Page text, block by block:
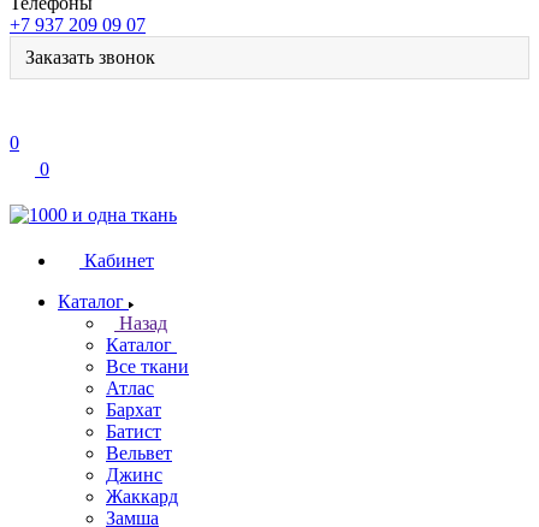
+7 937 209 09 07
Заказать звонок
0
0
Кабинет
Каталог
Назад
Каталог
Все ткани
Атлас
Бархат
Батист
Вельвет
Джинс
Жаккард
Замша